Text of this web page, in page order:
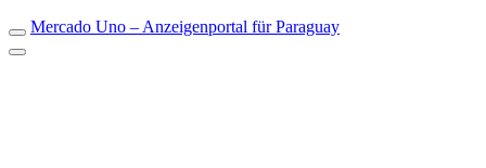
Mercado Uno – Anzeigenportal für Paraguay